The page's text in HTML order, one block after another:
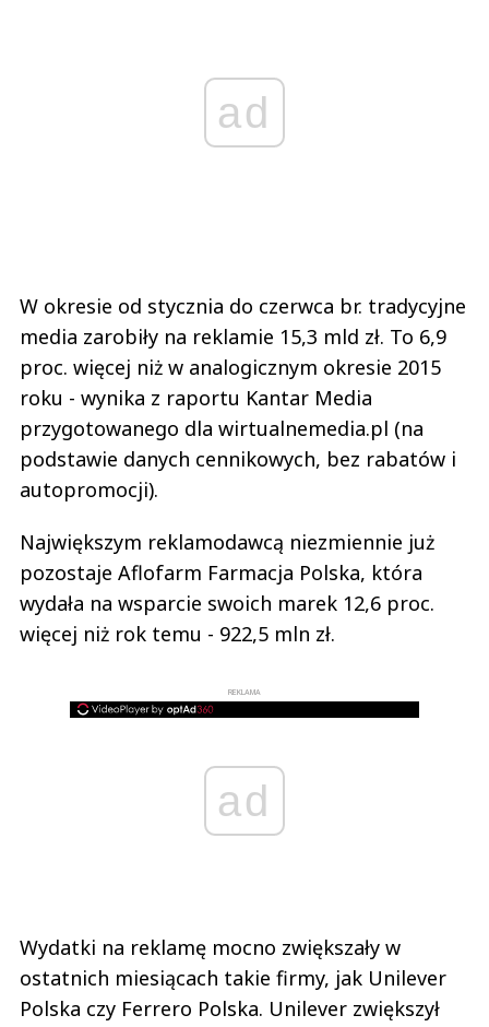
ad
W okresie od stycznia do czerwca br. tradycyjne
media zarobiły na reklamie 15,3 mld zł. To 6,9
proc. więcej niż w analogicznym okresie 2015
roku - wynika z raportu Kantar Media
przygotowanego dla wirtualnemedia.pl (na
podstawie danych cennikowych, bez rabatów i
autopromocji).
Największym reklamodawcą niezmiennie już
pozostaje Aflofarm Farmacja Polska, która
wydała na wsparcie swoich marek 12,6 proc.
więcej niż rok temu - 922,5 mln zł.
REKLAMA
ad
Wydatki na reklamę mocno zwiększały w
ostatnich miesiącach takie firmy, jak Unilever
Polska czy Ferrero Polska. Unilever zwiększył